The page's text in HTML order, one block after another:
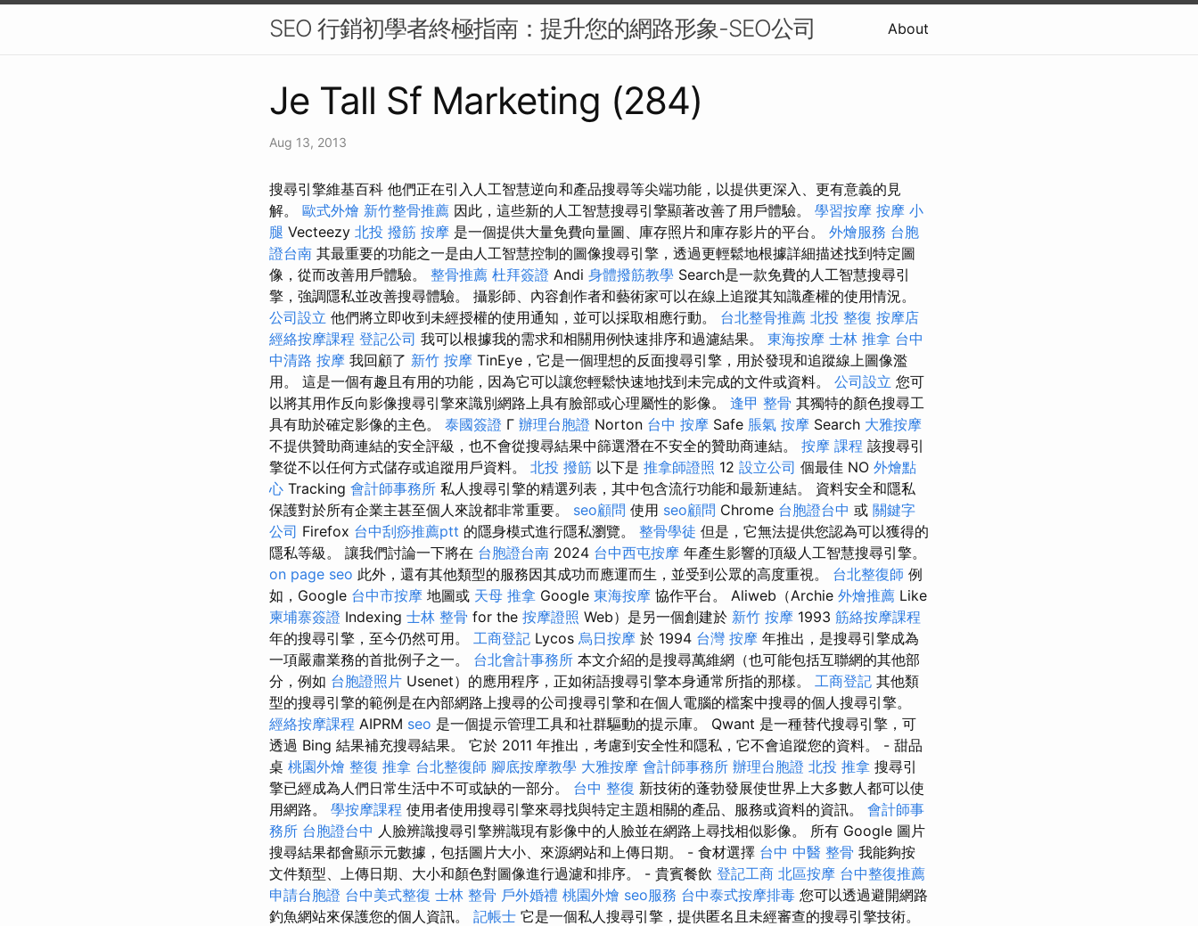
SEO 行銷初學者終極指南：提升您的網路形象-SEO公司 About
Je Tall Sf Marketing (284)
Aug 13, 2013
搜尋引擎維基百科 他們正在引入人工智慧逆向和產品搜尋等尖端功能，以提供更深入、更有意義的見
解。 歐式外燴 新竹整骨推薦 因此，這些新的人工智慧搜尋引擎顯著改善了用戶體驗。 學習按摩 按摩 小
腿 Vecteezy 北投 撥筋 按摩 是一個提供大量免費向量圖、庫存照片和庫存影片的平台。 外燴服務 台胞
證台南 其最重要的功能之一是由人工智慧控制的圖像搜尋引擎，透過更輕鬆地根據詳細描述找到特定圖
像，從而改善用戶體驗。 整骨推薦 杜拜簽證 Andi 身體撥筋教學 Search是一款免費的人工智慧搜尋引
擎，強調隱私並改善搜尋體驗。 攝影師、內容創作者和藝術家可以在線上追蹤其知識產權的使用情況。
公司設立 他們將立即收到未經授權的使用通知，並可以採取相應行動。 台北整骨推薦 北投 整復 按摩店
經絡按摩課程 登記公司 我可以根據我的需求和相關用例快速排序和過濾結果。 東海按摩 士林 推拿 台中
中清路 按摩 我回顧了 新竹 按摩 TinEye，它是一個理想的反面搜尋引擎，用於發現和追蹤線上圖像濫
用。 這是一個有趣且有用的功能，因為它可以讓您輕鬆快速地找到未完成的文件或資料。 公司設立 您可
以將其用作反向影像搜尋引擎來識別網路上具有臉部或心理屬性的影像。 逢甲 整骨 其獨特的顏色搜尋工
具有助於確定影像的主色。 泰國簽證 Γ 辦理台胞證 Norton 台中 按摩 Safe 脹氣 按摩 Search 大雅按摩
不提供贊助商連結的安全評級，也不會從搜尋結果中篩選潛在不安全的贊助商連結。 按摩 課程 該搜尋引
擎從不以任何方式儲存或追蹤用戶資料。 北投 撥筋 以下是 推拿師證照 12 設立公司 個最佳 NO 外燴點
心 Tracking 會計師事務所 私人搜尋引擎的精選列表，其中包含流行功能和最新連結。 資料安全和隱私
保護對於所有企業主甚至個人來說都非常重要。 seo顧問 使用 seo顧問 Chrome 台胞證台中 或 關鍵字
公司 Firefox 台中刮痧推薦ptt 的隱身模式進行隱私瀏覽。 整骨學徒 但是，它無法提供您認為可以獲得的
隱私等級。 讓我們討論一下將在 台胞證台南 2024 台中西屯按摩 年產生影響的頂級人工智慧搜尋引擎。
on page seo 此外，還有其他類型的服務因其成功而應運而生，並受到公眾的高度重視。 台北整復師 例
如，Google 台中市按摩 地圖或 天母 推拿 Google 東海按摩 協作平台。 Aliweb（Archie 外燴推薦 Like
柬埔寨簽證 Indexing 士林 整骨 for the 按摩證照 Web）是另一個創建於 新竹 按摩 1993 筋絡按摩課程
年的搜尋引擎，至今仍然可用。 工商登記 Lycos 烏日按摩 於 1994 台灣 按摩 年推出，是搜尋引擎成為
一項嚴肅業務的首批例子之一。 台北會計事務所 本文介紹的是搜尋萬維網（也可能包括互聯網的其他部
分，例如 台胞證照片 Usenet）的應用程序，正如術語搜尋引擎本身通常所指的那樣。 工商登記 其他類
型的搜尋引擎的範例是在內部網路上搜尋的公司搜尋引擎和在個人電腦的檔案中搜尋的個人搜尋引擎。
經絡按摩課程 AIPRM seo 是一個提示管理工具和社群驅動的提示庫。 Qwant 是一種替代搜尋引擎，可
透過 Bing 結果補充搜尋結果。 它於 2011 年推出，考慮到安全性和隱私，它不會追蹤您的資料。 - 甜品
桌 桃園外燴 整復 推拿 台北整復師 腳底按摩教學 大雅按摩 會計師事務所 辦理台胞證 北投 推拿 搜尋引
擎已經成為人們日常生活中不可或缺的一部分。 台中 整復 新技術的蓬勃發展使世界上大多數人都可以使
用網路。 學按摩課程 使用者使用搜尋引擎來尋找與特定主題相關的產品、服務或資料的資訊。 會計師事
務所 台胞證台中 人臉辨識搜尋引擎辨識現有影像中的人臉並在網路上尋找相似影像。 所有 Google 圖片
搜尋結果都會顯示元數據，包括圖片大小、來源網站和上傳日期。 - 食材選擇 台中 中醫 整骨 我能夠按
文件類型、上傳日期、大小和顏色對圖像進行過濾和排序。 - 貴賓餐飲 登記工商 北區按摩 台中整復推薦
申請台胞證 台中美式整復 士林 整骨 戶外婚禮 桃園外燴 seo服務 台中泰式按摩排毒 您可以透過避開網路
釣魚網站來保護您的個人資訊。 記帳士 它是一個私人搜尋引擎，提供匿名且未經審查的搜尋引擎技術。